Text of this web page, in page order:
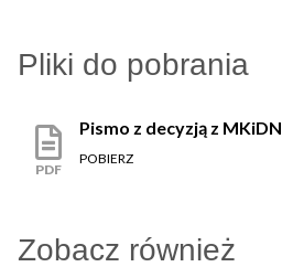
Pliki do pobrania
PDF
Pismo z decyzją z MKiDN
POBIERZ
Zobacz również